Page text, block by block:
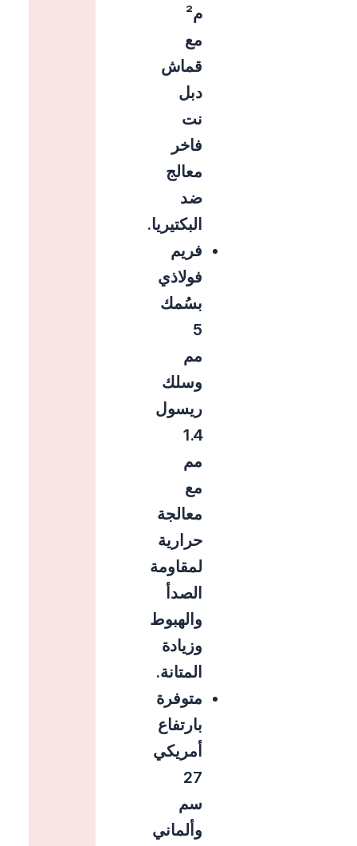
م²
مع
قماش
دبل
نت
فاخر
معالج
ضد
البكتيريا.
فريم
فولاذي
بسُمك
5
مم
وسلك
ريسول
1.4
مم
مع
معالجة
حرارية
لمقاومة
الصدأ
والهبوط
وزيادة
المتانة.
متوفرة
بارتفاع
أمريكي
27
سم
وألماني